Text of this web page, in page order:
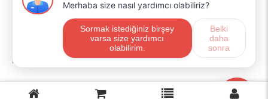
Profilim
Sipariş Geçmişim
Alışveriş Listem
Mail Aboneliği